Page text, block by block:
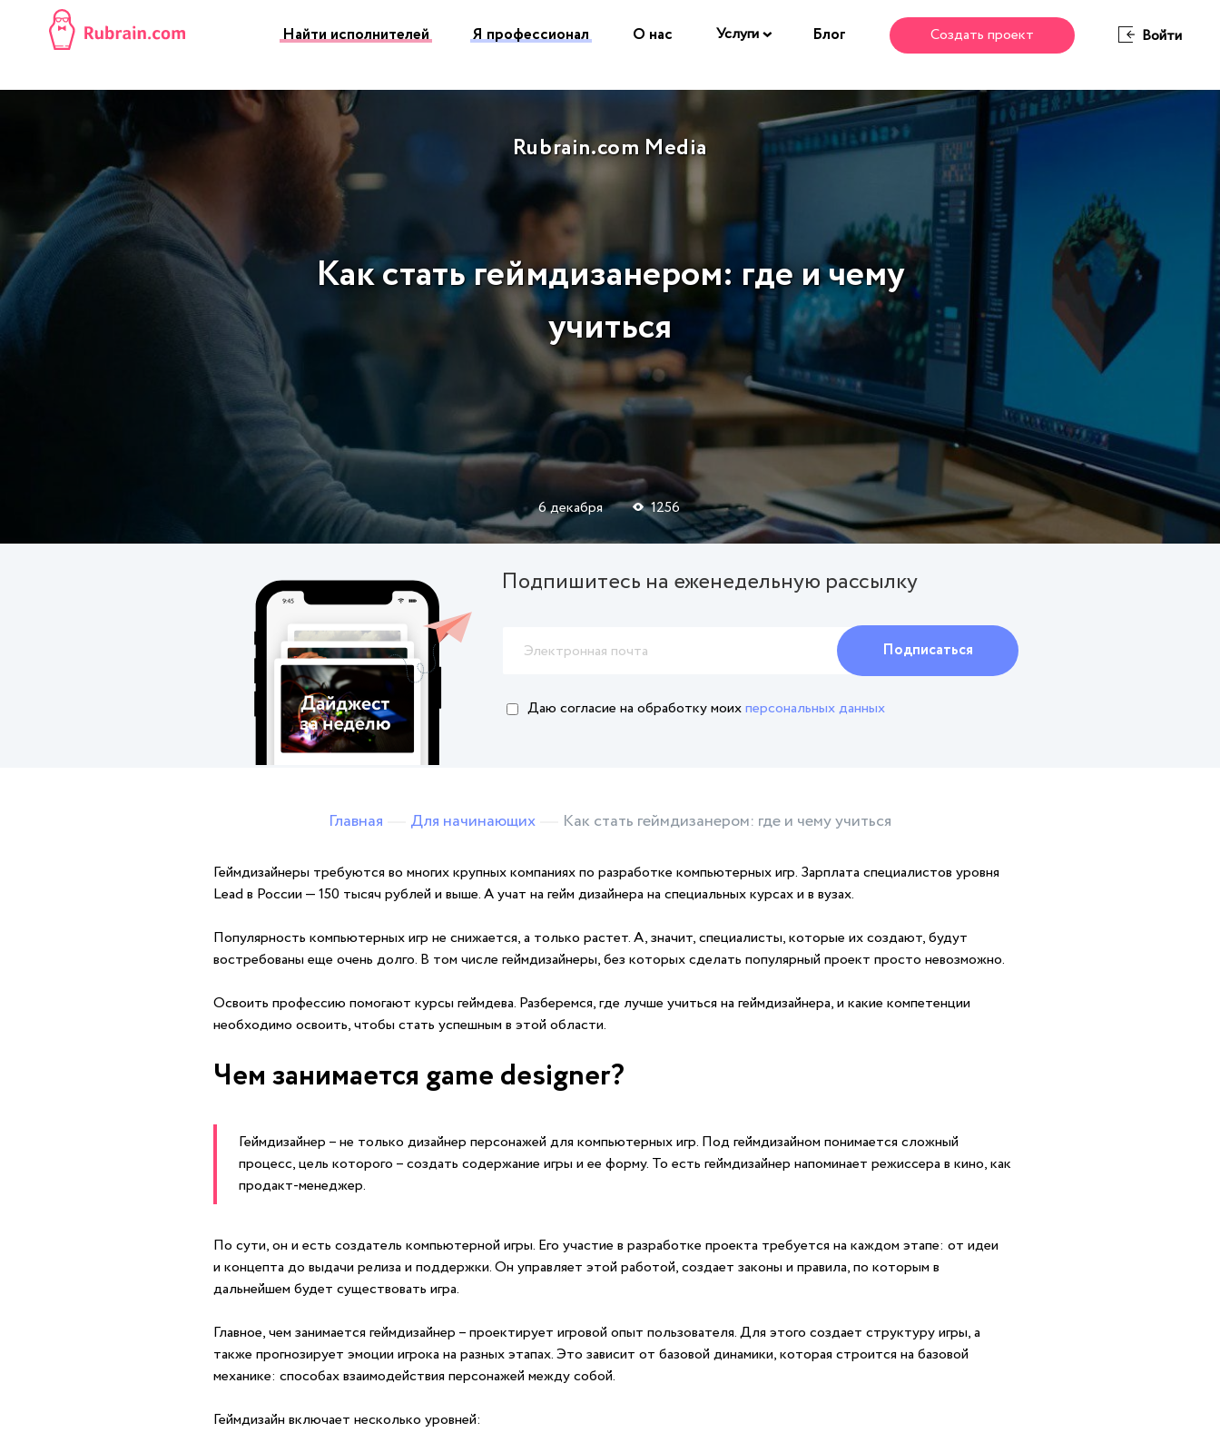
Найти исполнителей Я профессионал О нас Услуги Блог Создать проект Войти
Rubrain.com Media
Как стать геймдизанером: где и чему
учиться
6 декабря 1256
Подпишитесь на еженедельную рассылку
Даю согласие на обработкумоихперсональных данных
Главная Для начинающих Как стать геймдизанером: где и чему учиться
Геймдизайнеры требуются во многих крупных компаниях по разработке компьютерных игр. Зарплата специалистов уровня
Lead в России — 150 тысяч рублей и выше. А учат на гейм дизайнера на специальных курсах и в вузах.
Популярность компьютерных игр не снижается, а только растет. А, значит, специалисты, которые их создают, будут
востребованы еще очень долго. В том числе геймдизайнеры, без которых сделать популярный проект просто невозможно.
Освоить профессию помогают курсы геймдева. Разберемся, где лучше учиться на геймдизайнера, и какие компетенции
необходимо освоить, чтобы стать успешным в этой области.
Чем занимается game designer?
Геймдизайнер – не только дизайнер персонажей для компьютерных игр. Под геймдизайном понимается сложный
процесс, цель которого – создать содержание игры и ее форму. То есть геймдизайнер напоминает режиссера в кино, как
продакт-менеджер.
По сути, он и есть создатель компьютерной игры. Его участие в разработке проекта требуется на каждом этапе: от идеи
и концепта до выдачи релиза и поддержки. Он управляет этой работой, создает законы и правила, по которым в
дальнейшем будет существовать игра.
Главное, чем занимается геймдизайнер – проектирует игровой опыт пользователя. Для этого создает структуру игры, а
также прогнозирует эмоции игрока на разных этапах. Это зависит от базовой динамики, которая строится на базовой
механике: способах взаимодействия персонажей между собой.
Геймдизайн включает несколько уровней: